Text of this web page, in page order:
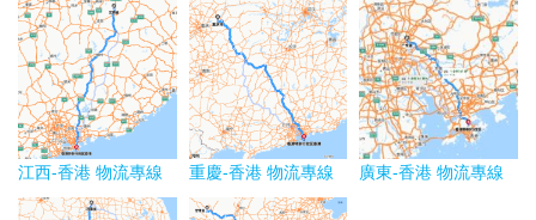
江西-香港 物流專線 重慶-香港 物流專線 廣東-香港 物流專線